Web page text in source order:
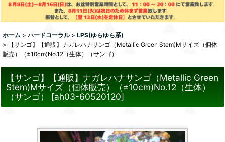
ホーム > ハードコーラル > LPS(ゆらゆら系)
>
【サンゴ】【通販】ナガレハナサンゴ（Metallic Green Stem)Mサイズ（個体
販売）（±10cm)No.12（生体）（サンゴ）
【サンゴ】【通販】ナガレハナサンゴ（Metallic Green
Stem)Mサイズ（個体販売）（±10cm)No.12（生体）
（サンゴ）
[ah03-60520120]